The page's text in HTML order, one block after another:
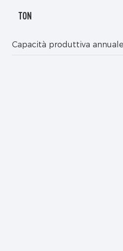
TON
Capacità produttiva annuale